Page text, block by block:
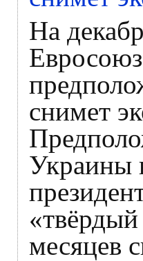
На
снимет
Украины
месяцев